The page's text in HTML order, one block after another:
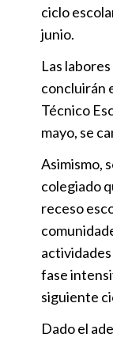
ciclo
junio.
Las
concluirán
Técnico
mayo, se
Asimismo,
colegiado
receso
fase
siguiente
Dado el